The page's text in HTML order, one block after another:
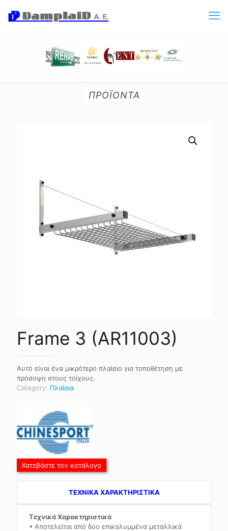
ΠΡΟΪΟΝΤΑ
Frame 3 (AR11003)
Αυτό είναι ένα μικρότερο πλαίσιο για τοποθέτηση με
πρόσοψη στους τοίχους.
Category: Πλαίσια
Κατεβάστε τον κατάλογο
TEXNIKA ΧΑΡΑΚΤΗΡΙΣΤΙΚΑ
Τεχνικά Χαρακτηριστικά
• Αποτελείται από δύο επικαλυμμένα μεταλλικά